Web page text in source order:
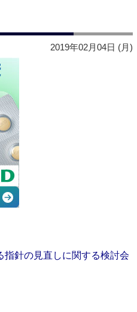
2019年02月04日 (月)
針の見直しに関する検討会